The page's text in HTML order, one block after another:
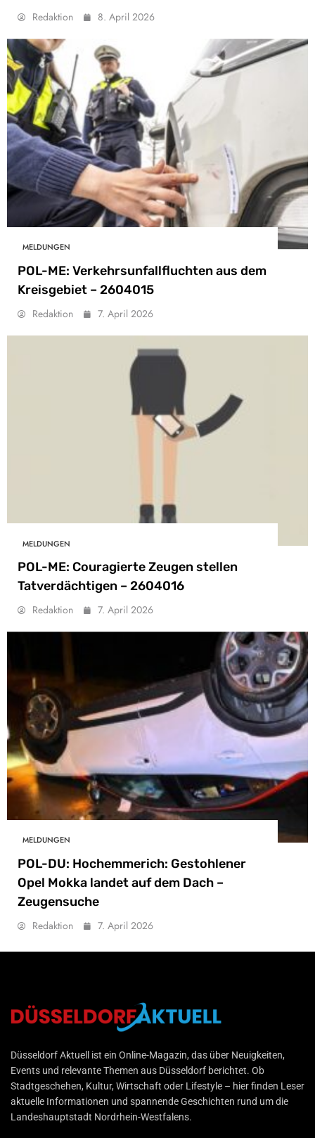
Redaktion 8. April 2026
MELDUNGEN
POL-ME: Verkehrsunfallfluchten aus dem
Kreisgebiet – 2604015
Redaktion 7. April 2026
MELDUNGEN
POL-ME: Couragierte Zeugen stellen
Tatverdächtigen – 2604016
Redaktion 7. April 2026
MELDUNGEN
POL-DU: Hochemmerich: Gestohlener
Opel Mokka landet auf dem Dach –
Zeugensuche
Redaktion 7. April 2026
Düsseldorf Aktuell
Düsseldorf Aktuell ist ein Online-Magazin, das über Neuigkeiten,
Events und relevante Themen aus Düsseldorf berichtet. Ob
Stadtgeschehen, Kultur, Wirtschaft oder Lifestyle – hier finden Leser
aktuelle Informationen und spannende Geschichten rund um die
Landeshauptstadt Nordrhein-Westfalens.